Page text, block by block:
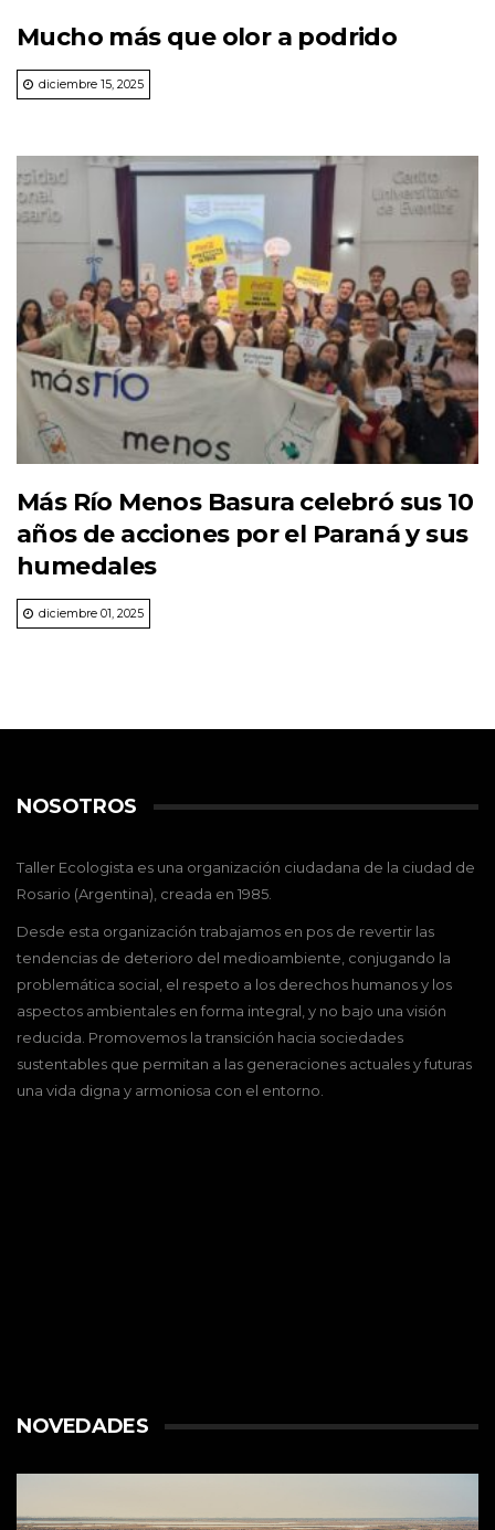
Mucho más que olor a podrido
diciembre 15, 2025
Más Río Menos Basura celebró sus 10
años de acciones por el Paraná y sus
humedales
diciembre 01, 2025
NOSOTROS
Taller Ecologista es una organización ciudadana de la ciudad de
Rosario (Argentina), creada en 1985.
Desde esta organización trabajamos en pos de revertir las
tendencias de deterioro del medioambiente, conjugando la
problemática social, el respeto a los derechos humanos y los
aspectos ambientales en forma integral, y no bajo una visión
reducida. Promovemos la transición hacia sociedades
sustentables que permitan a las generaciones actuales y futuras
una vida digna y armoniosa con el entorno.
NOVEDADES